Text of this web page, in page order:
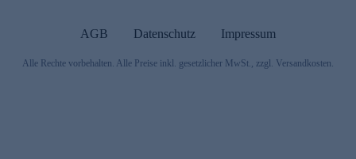
AGB Datenschutz Impressum
Alle Rechte vorbehalten. Alle Preise inkl. gesetzlicher MwSt., zzgl. Versandkosten.